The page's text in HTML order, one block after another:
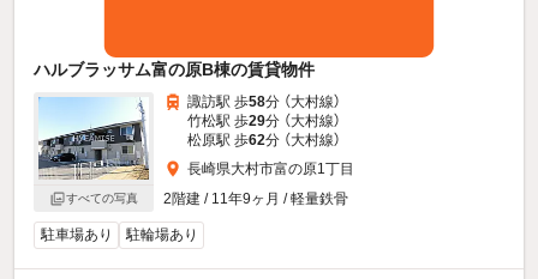
ハルブラッサム富の原B棟の賃貸物件
すべての写真
諏訪駅 歩58分 （大村線）
竹松駅 歩29分 （大村線）
松原駅 歩62分 （大村線）
長崎県大村市富の原1丁目
2階建 / 11年9ヶ月 / 軽量鉄骨
駐車場あり 駐輪場あり